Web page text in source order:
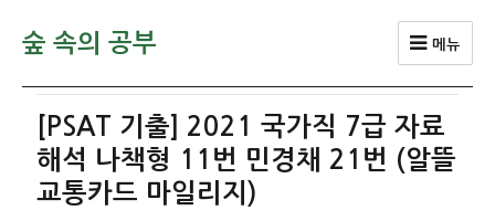
숲 속의 공부 메뉴
[PSAT 기출] 2021 국가직 7급 자료
해석 나책형 11번 민경채 21번 (알뜰
교통카드 마일리지)